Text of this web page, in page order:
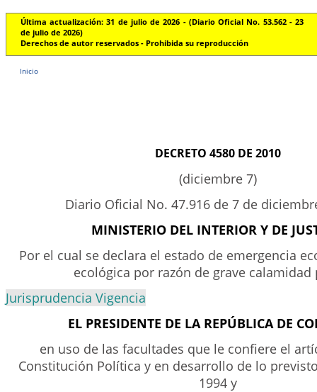
Última actualización: 31 de julio de 2026 - (Diario Oficial No. 53.562 - 23
de julio de 2026)
Derechos de autor reservados - Prohibida su reproducción
Inicio
DECRETO 4580 DE 2010
(diciembre 7)
Diario Oficial No. 47.916 de 7 de
MINISTERIO DEL INTERIOR Y DE
Por el cual se declara el estado de emergencia
ecológica por razón de grave calamidad
Jurisprudencia Vigencia
EL PRESIDENTE DE LA REPÚBLICA DE
en uso de las facultades que le confiere el
Constitución Política y en desarrollo de lo
1994 y